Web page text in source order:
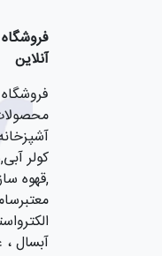
فروشگاه
آنلاین
کولر
,قهوه
آبسال ،